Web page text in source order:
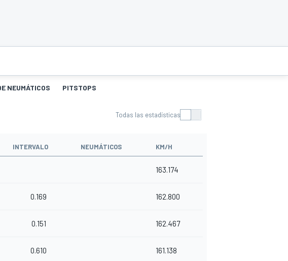
NEUMÁTICOS PITSTOPS
Todas las estadísticas
INTERVALO NEUMÁTICOS KM/H
163.174
0.169 162.800
0.151 162.467
0.610 161.138